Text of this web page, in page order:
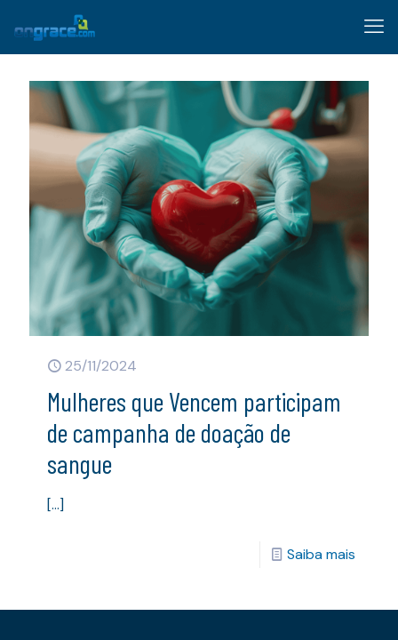
25/11/2024
Mulheres que Vencem participam
de campanha de doação de
sangue
[…]
Saiba mais